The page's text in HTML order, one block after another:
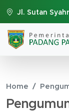
Jl. Sutan
Home